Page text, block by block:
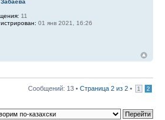
11
01 янв 2021, 16:26
Сообщений: 13 • Страница 2 из 2 • 1 2